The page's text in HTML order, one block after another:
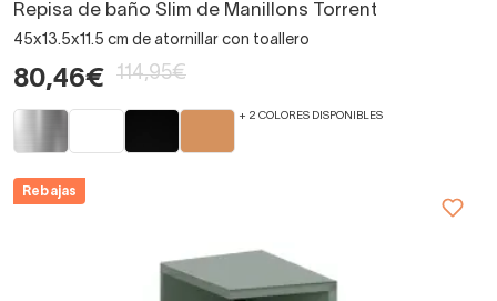
Repisa de baño Slim de Manillons Torrent
45x13.5x11.5 cm de atornillar con toallero
80,46€ 114,95€
+ 2 COLORES DISPONIBLES
Rebajas